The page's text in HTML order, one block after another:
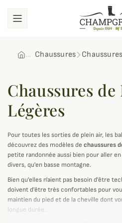
Chaussures
Chaussures de
Légères
Pour toutes les sorties de plein air, les
découvrez des modèles de chaussures
petite randonnée aussi bien pour aller
divers, qu'en basse montagne.
Bien qu'elles n'aient pas besoin d'être
doivent d'être très confortables pour
maintien du pied et de la cheville dont
longue durée.